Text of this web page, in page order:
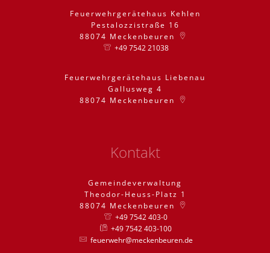
Feuerwehrgerätehaus Kehlen
Pestalozzistraße 16
88074 Meckenbeuren
+49 7542 21038
Feuerwehrgerätehaus Liebenau
Gallusweg 4
88074 Meckenbeuren
Kontakt
Gemeindeverwaltung
Theodor-Heuss-Platz 1
88074 Meckenbeuren
+49 7542 403-0
+49 7542 403-100
feuerwehr@meckenbeuren.de